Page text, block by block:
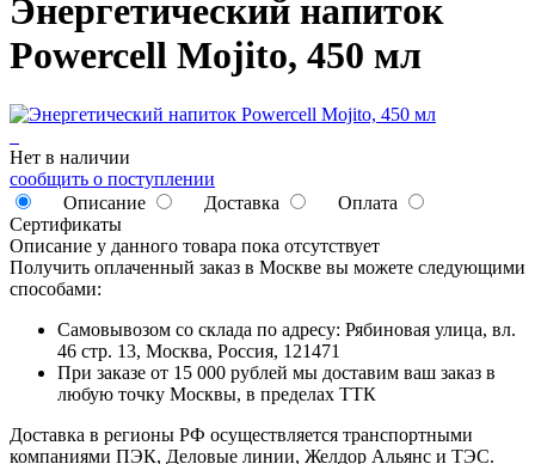
Энергетический напиток
Powercell Mojito, 450 мл
Нет в наличии
сообщить о поступлении
Описание
Доставка
Оплата
Сертификаты
Описание у данного товара пока отсутствует
Получить оплаченный заказ в Москве вы можете следующими
способами:
Самовывозом со склада по адресу: Рябиновая улица, вл.
46 стр. 13, Москва, Россия, 121471
При заказе от 15 000 рублей мы доставим ваш заказ в
любую точку Москвы, в пределах ТТК
Доставка в регионы РФ осуществляется транспортными
компаниями ПЭК, Деловые линии, Желдор Альянс и ТЭС.